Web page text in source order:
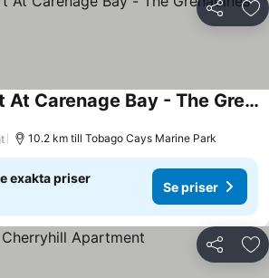
Dela
Canouan Resort At Carenage Bay - The Grenadines
10.2 km till Tobago Cays Marine Park
exakta priser
Se priser
Dela